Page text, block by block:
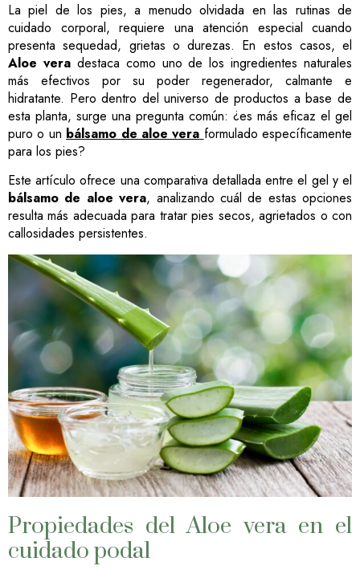
La piel de los pies, a menudo olvidada en las rutinas de
cuidado corporal, requiere una atención especial cuando
presenta sequedad, grietas o durezas. En estos casos, el
Aloe veradestaca como uno de los ingredientes naturales
más efectivos por su poder regenerador, calmante e
hidratante. Pero dentro del universo de productos a base de
esta planta, surge una pregunta común: ¿es más eficaz el gel
puro o un bálsamo de aloe vera formulado específicamente
para los pies?
Este artículo ofrece una comparativa detallada entre el gel y el
bálsamo de aloe vera, analizando cuál de estas opciones
resulta más adecuada para tratar pies secos, agrietados o con
callosidades persistentes.
Propiedades del Aloe vera en el
cuidado podal